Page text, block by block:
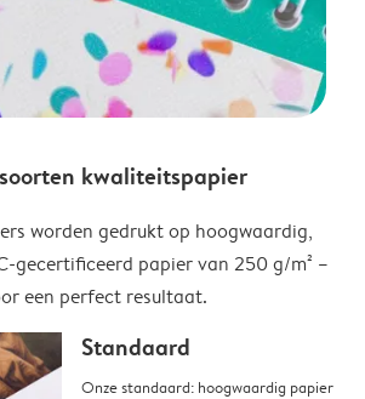
kwaliteitspapier
worden gedrukt op hoogwaardig,
gecertificeerd papier van 250 g/m² –
een perfect resultaat.
Standaard
Onze standaard: hoogwaardig papier